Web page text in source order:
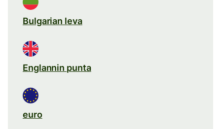
Bulgarian leva
Englannin punta
euro